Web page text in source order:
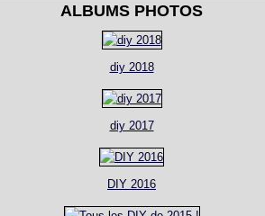
ALBUMS PHOTOS
diy 2018
diy 2017
DIY 2016